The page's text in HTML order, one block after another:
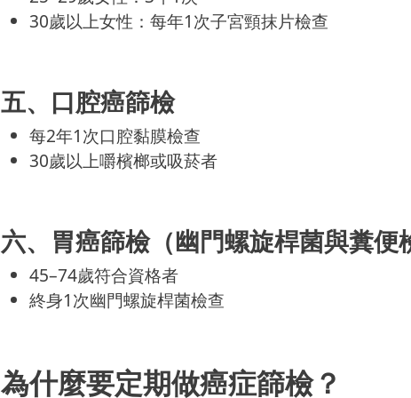
30歲以上女性：每年1次子宮頸抹片檢查
五、口腔癌篩檢
每2年1次口腔黏膜檢查
30歲以上嚼檳榔或吸菸者
六、胃癌篩檢（幽門螺旋桿菌與糞便
45–74歲符合資格者
終身1次幽門螺旋桿菌檢查
為什麼要定期做癌症篩檢？